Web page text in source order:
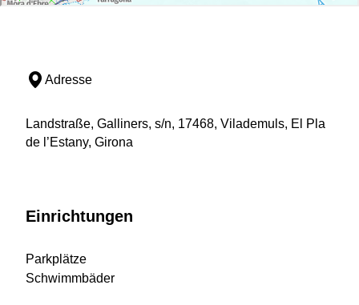
Adresse
Landstraße, Galliners, s/n, 17468, Vilademuls, El Pla
de l’Estany, Girona
Einrichtungen
Parkplätze
Schwimmbäder